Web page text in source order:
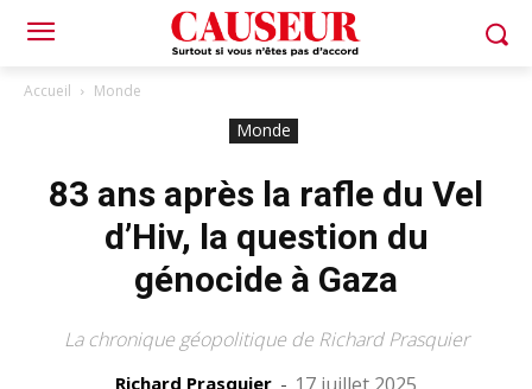
Accueil Monde
Monde
83 ans après la rafle du Vel
d’Hiv, la question du
génocide à Gaza
La chronique géopolitique de Richard Prasquier
Richard Prasquier -